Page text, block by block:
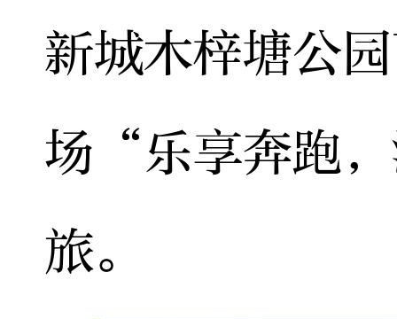
新城木梓塘公
场“乐享奔跑
旅。